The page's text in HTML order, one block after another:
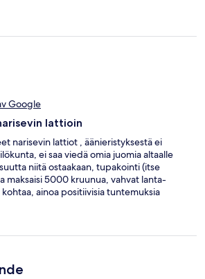
Google
lattioin
narisevin lattiot , äänieristyksestä ei
ei saa viedä omia juomia altaalle
niitä ostaakaan, tupakointi (itse
maksaisi 5000 kruunua, vahvat lanta-
ainoa positiivisia tuntemuksia
allas